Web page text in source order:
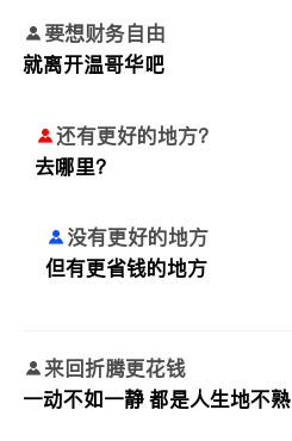
要想财务自由
就离开温哥华吧
还有更好的地方？
去哪里？
没有更好的地方
但有更省钱的地方
来回折腾更花钱
一动不如一静 都是人生地不熟